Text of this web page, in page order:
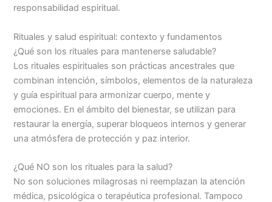
responsabilidad espiritual.
Rituales y salud espiritual: contexto y fundamentos
¿Qué son los rituales para mantenerse saludable?
Los rituales espirituales son prácticas ancestrales que
combinan intención, símbolos, elementos de la naturaleza
y guía espiritual para armonizar cuerpo, mente y
emociones. En el ámbito del bienestar, se utilizan para
restaurar la energía, superar bloqueos internos y generar
una atmósfera de protección y paz interior.
¿Qué NO son los rituales para la salud?
No son soluciones milagrosas ni reemplazan la atención
médica, psicológica o terapéutica profesional. Tampoco